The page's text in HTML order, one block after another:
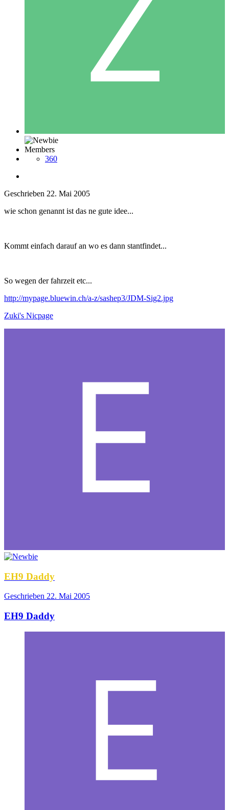
Members
360
Geschrieben 22. Mai 2005
wie schon genannt ist das ne gute idee...
Kommt einfach darauf an wo es dann stantfindet...
So wegen der fahrzeit etc...
http://mypage.bluewin.ch/a-z/sashep3/JDM-Sig2.jpg
Zuki's Nicpage
EH9 Daddy
Geschrieben 22. Mai 2005
EH9 Daddy